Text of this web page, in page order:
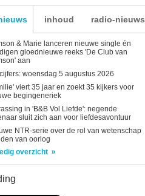
inhoud radio-nieuws
& Marie lanceren nieuwe single én
gloednieuwe reeks 'De Club van
aan
woensdag 5 augustus 2026
viert 35 jaar en zoekt 35 kijkers voor
begingeneriek
in 'B&B Vol Liefde': negende
sluit zich aan voor liefdesavontuur
NTR-serie over de rol van wetenschap
van oorlog
overzicht